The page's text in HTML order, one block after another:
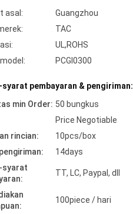
asal:
Guangzhou
TAC
UL,ROHS
PCGI0300
pembayaran & pengiriman:
min Order: 50 bungkus
Price Negotiable
rincian:
10pcs/box
14days
syarat
TT, LC, Paypal, dll
100piece / hari